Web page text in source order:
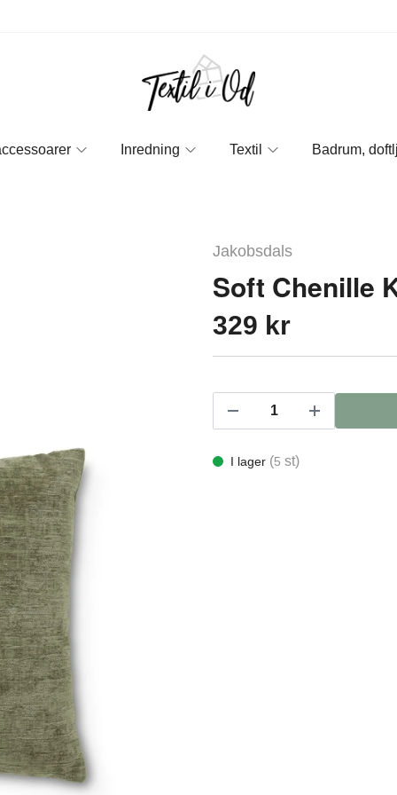
Inredning Textil Badrum,
Jakobsdals
Soft Chenille
329 kr
I lager (5 st)